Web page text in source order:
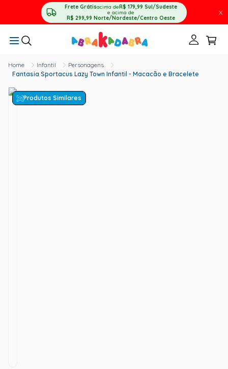
Frete Grátisacima deR$ 179,99 Sul/Sudeste
e acima de
R$ 299,99 Norte/Nordeste/Centro Oeste
X
Infantil
Personagens
Fantasia Sportacus Lazy Town Infantil - Macacão e Bracelete
Produtos Similares